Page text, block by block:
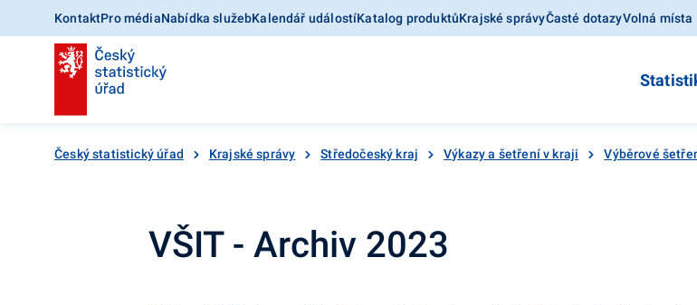
KontaktPro médiaNabídka služebKalendář událostíKatalog produktůKrajské správyČasté dotazyVolná místa
Český statistický úřad Krajské správy Středočeský kraj Výkazy a šetření v kraji Výběrové
VŠIT - Archiv 2023